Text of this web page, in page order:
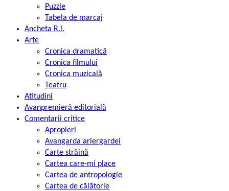
Puzzle
Tabela de marcaj
Ancheta R.l.
Arte
Cronica dramatică
Cronica filmului
Cronica muzicală
Teatru
Atitudini
Avanpremieră editorială
Comentarii critice
Apropieri
Avangarda ariergardei
Carte străină
Cartea care-mi place
Cartea de antropologie
Cartea de călătorie